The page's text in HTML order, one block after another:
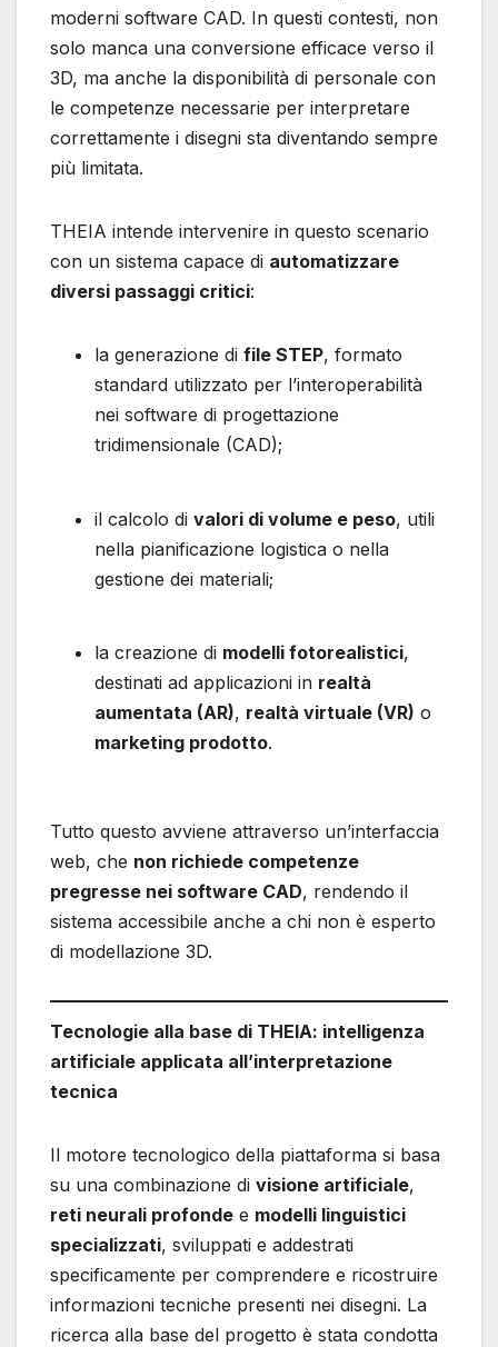
moderni software CAD. In questi contesti, non
solo manca una conversione efficace verso il
3D, ma anche la disponibilità di personale con
le competenze necessarie per interpretare
correttamente i disegni sta diventando sempre
più limitata.
THEIA intende intervenire in questo scenario
con un sistema capace di automatizzare
diversi passaggi critici:
la generazione di file STEP, formato
standard utilizzato per l’interoperabilità
nei software di progettazione
tridimensionale (CAD);
il calcolo di valori di volume e peso, utili
nella pianificazione logistica o nella
gestione dei materiali;
la creazione di modelli fotorealistici,
destinati ad applicazioni in realtà
aumentata (AR), realtà virtuale (VR) o
marketing prodotto.
Tutto questo avviene attraverso un’interfaccia
web, che non richiede competenze
pregresse nei software CAD, rendendo il
sistema accessibile anche a chi non è esperto
di modellazione 3D.
Tecnologie alla base di THEIA: intelligenza
artificiale applicata all’interpretazione
tecnica
Il motore tecnologico della piattaforma si basa
su una combinazione di visione artificiale,
reti neurali profonde e modelli linguistici
specializzati, sviluppati e addestrati
specificamente per comprendere e ricostruire
informazioni tecniche presenti nei disegni. La
ricerca alla base del progetto è stata condotta